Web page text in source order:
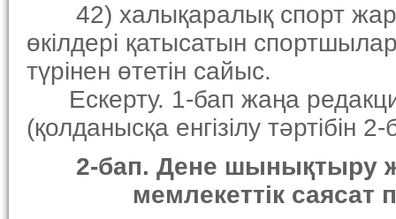
42) халықаралық спорт
өкiлдерi қатысатын
түрiнен өтетiн сайыс.
Ескерту. 1-бап жаңа
(қолданысқа енгiзiлу тәртiбiн
2-бап. Дене шынықтыру
мемлекеттiк саясат